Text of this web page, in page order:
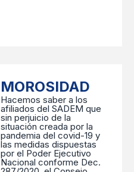
MOROSIDAD
Hacemos saber a los
afiliados del SADEM que
sin perjuicio de la
situación creada por la
pandemia del covid-19 y
las medidas dispuestas
por el Poder Ejecutivo
Nacional conforme Dec.